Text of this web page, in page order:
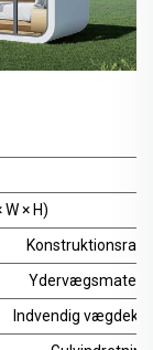
× H)
Indvendig